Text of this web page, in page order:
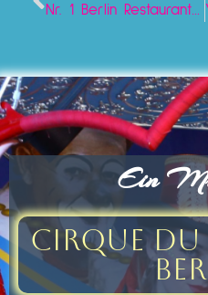
Nr. 1 Berlin Restaurant at Alexanderplatz
Ein
Cirque du